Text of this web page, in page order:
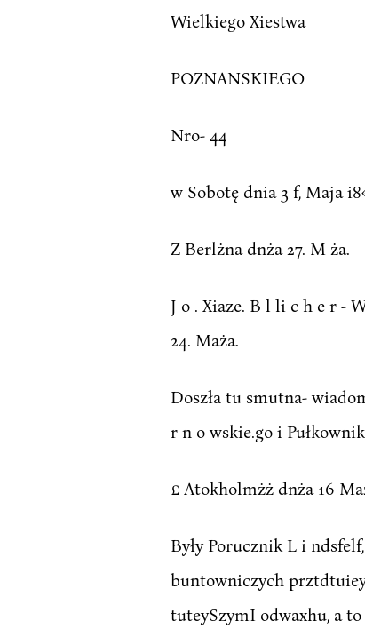
Wielkiego Xiestwa
POZNANSKIEGO
Nro- 44
w Sobotę dnia 3 f, Maja
Z Berlżna dnża 27. M ża.
J o . Xiaze. B l li c h e r -
24. Maża.
Doszła tu smutna-
r n o wskie.go i
£ Atokholmżż dnża 16
Były Porucznik L i
buntowniczych
tuteySzymI odwaxhu, a